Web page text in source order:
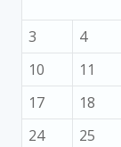
3
4
10
11
17
18
24
25